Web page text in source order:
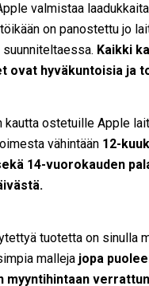
valmistaa
on panostettu jo
Kaikki
ovat hyväkuntoisia ja
kautta ostetuille Apple
vähintään 12-
14-vuorokauden
tuotetta on sinulla
malleja jopa
myyntihintaan